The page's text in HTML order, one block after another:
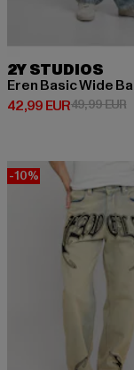
2Y STUDIOS
Eren Basic Wide
42,99 EUR
Derzeitiger Preis:
49,99 EUR
-10%